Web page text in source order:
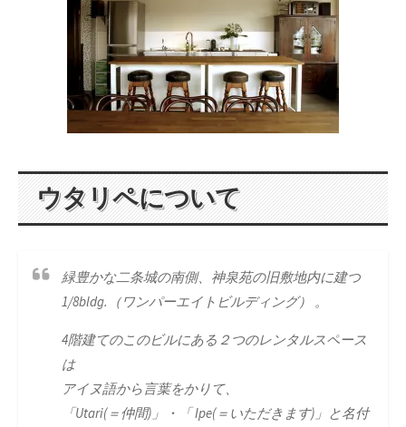
ウタリペについて
緑豊かな二条城の南側、神泉苑の旧敷地内に建つ
1/8bldg.（ワンパーエイトビルディング） 。
4階建てのこのビルにある２つのレンタルスペース
は
アイヌ語から言葉をかりて、
「Utari(＝仲間)」・「 Ipe(＝いただきます)」と名付